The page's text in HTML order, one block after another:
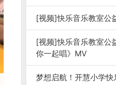
[视频]快乐音乐教室公
[视频]快乐音乐教室公
你一起唱》MV
梦想启航！开慧小学